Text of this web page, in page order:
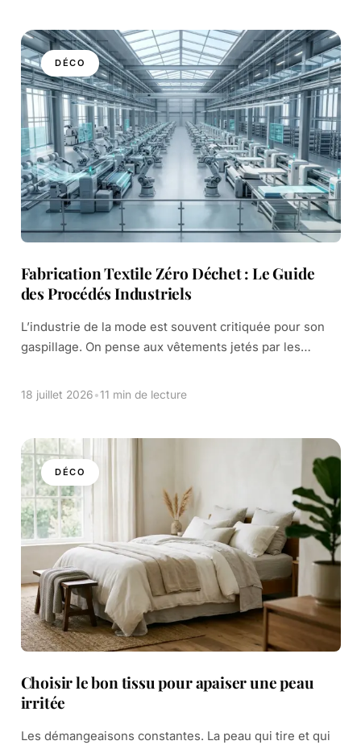
DÉCO
Fabrication Textile Zéro Déchet : Le Guide
des Procédés Industriels
L’industrie de la mode est souvent critiquée pour son
gaspillage. On pense aux vêtements jetés par les
les usines. Entre 15 % […]
18 juillet 2026•11 min de lecture
DÉCO
Choisir le bon tissu pour apaiser une peau
irritée
Les démangeaisons constantes. La peau qui tire et qui